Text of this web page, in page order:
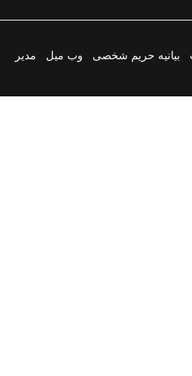
بیانیه حریم شخصی وب میل مدیر